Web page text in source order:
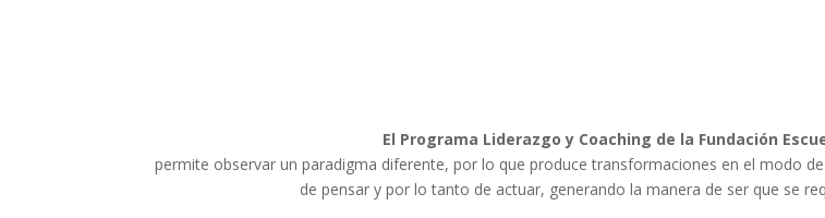
El Programa Liderazgo y Coaching de la Fundación
permite observar un paradigma diferente, por lo que produce transformaciones en el modo
de pensar y por lo tanto de actuar, generando la manera de ser que se